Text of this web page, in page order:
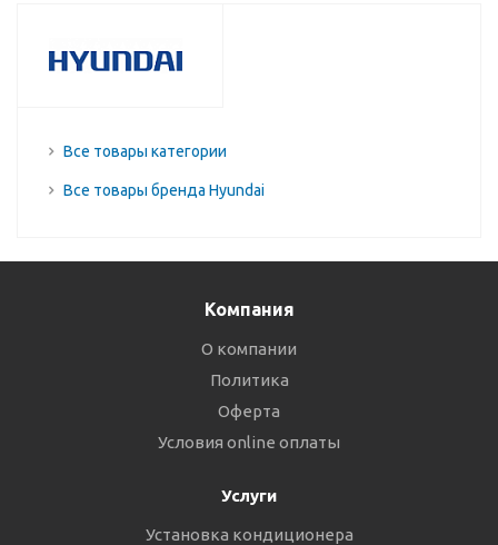
Все товары категории
Все товары бренда Hyundai
Компания
О компании
Политика
Оферта
Условия online оплаты
Услуги
Установка кондиционера